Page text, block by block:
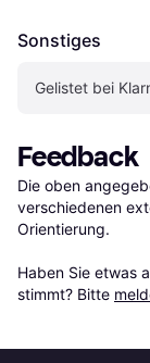
Sonstiges
Gelistet bei
Feedback
Die oben
verschiedenen
Orientierung.
Haben Sie etwas
stimmt? Bitte